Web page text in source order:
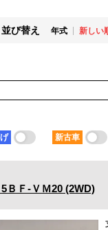
保存した検索条件
トラック市FC会員
並び替え 年式
新しい
多い順
価格
安い順
多い順
短い順
新古車
5ＢＦ-ＶＭ20 (2WD)